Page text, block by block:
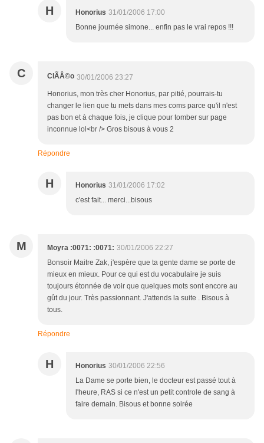
H Honorius 31/01/2006 17:00
Bonne journée simone... enfin pas le vrai repos !!!
C ClÃÂ©o 30/01/2006 23:27
Honorius, mon très cher Honorius, par pitié, pourrais-tu
changer le lien que tu mets dans mes coms parce qu'il n'est
pas bon et à chaque fois, je clique pour tomber sur page
inconnue lol<br /> Gros bisous à vous 2
Répondre
H Honorius 31/01/2006 17:02
c'est fait... merci...bisous
M Moyra :0071: :0071: 30/01/2006 22:27
Bonsoir Maitre Zak, j'espère que ta gente dame se porte de
mieux en mieux. Pour ce qui est du vocabulaire je suis
toujours étonnée de voir que quelques mots sont encore au
gût du jour. Très passionnant. J'attends la suite . Bisous à
tous.
Répondre
H Honorius 30/01/2006 22:56
La Dame se porte bien, le docteur est passé tout à
l'heure, RAS si ce n'est un petit controle de sang à
faire demain. Bisous et bonne soirée